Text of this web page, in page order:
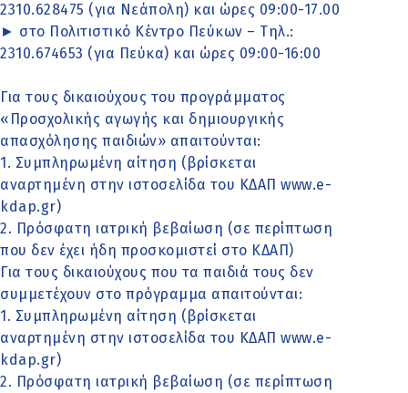
2310.628475 (για Νεάπολη) και ώρες 09:00-17.00
► στο Πολιτιστικό Κέντρο Πεύκων – Τηλ.:
2310.674653 (για Πεύκα) και ώρες 09:00-16:00
Για τους δικαιούχους του προγράμματος
«Προσχολικής αγωγής και δημιουργικής
απασχόλησης παιδιών» απαιτούνται:
1. Συμπληρωμένη αίτηση (βρίσκεται
αναρτημένη στην ιστοσελίδα του ΚΔΑΠ www.e-
kdap.gr)
2. Πρόσφατη ιατρική βεβαίωση (σε περίπτωση
που δεν έχει ήδη προσκομιστεί στο ΚΔΑΠ)
Για τους δικαιούχους που τα παιδιά τους δεν
συμμετέχουν στο πρόγραμμα απαιτούνται:
1. Συμπληρωμένη αίτηση (βρίσκεται
αναρτημένη στην ιστοσελίδα του ΚΔΑΠ www.e-
kdap.gr)
2. Πρόσφατη ιατρική βεβαίωση (σε περίπτωση